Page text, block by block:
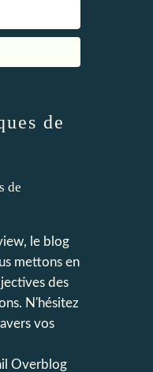
de
le blog
mettons en
des
N'hésitez
vos
Overblog